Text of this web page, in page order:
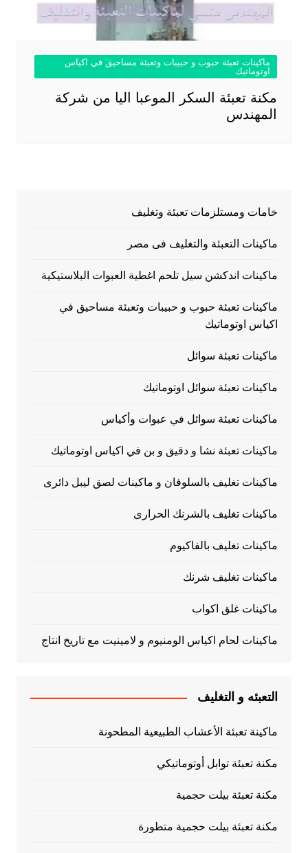
ماكينات تعبئة حبوب و حبيبات وتعبئة مساحيق في اكياس
اوتوماتيك
مكنة تعبئة السكر الموعبا اليا من شركة
المهندس
خامات ومستلزمات تعبئة وتغليف
ماكينات التعبئة والتغليف فى مصر
ماكينات اندكشن سيل تلحم اغطية العبوات البلاستيكية
ماكينات تعبئة حبوب و حبيبات وتعبئة مساحيق في
اكياس اوتوماتيك
ماكينات تعبئة سوائل
ماكينات تعبئة سوائل اوتوماتيك
ماكينات تعبئة سوائل في عبوات وأكياس
ماكينات تعبئة نشا و دقيق و بن في اكياس اوتوماتيك
ماكينات تغليف بالسلوفان و ماكينات لصق ليبل دائرى
ماكينات تغليف بالشرنك الحرارى
ماكينات تغليف بالفاكيوم
ماكينات تغليف شرنك
ماكينات غلق اكواب
ماكينات لحام اكياس الومنيوم و لامينيت مع تاريخ انتاج
التعبئه و التغليف
ماكينة تعبئة الأعشاب الطبيعية المطحونة
مكنة تعبئة توابل أوتوماتيكي
مكنة تعبئة بيلت حجمية
مكنة تعبئة بيلت حجمية متطورة